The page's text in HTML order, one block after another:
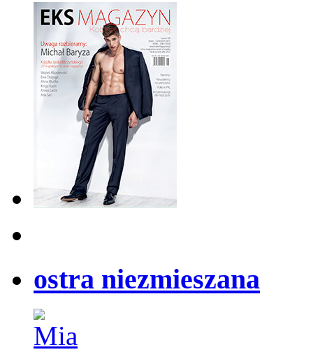
ostra niezmieszana